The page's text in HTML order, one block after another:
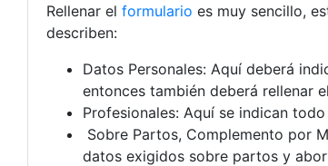
Rellenar el formulario es muy sencillo,
describen:
Datos Personales: Aquí deberá
entonces también deberá rellenar
Profesionales: Aquí se indican
Sobre Partos, Complemento por
datos exigidos sobre partos y